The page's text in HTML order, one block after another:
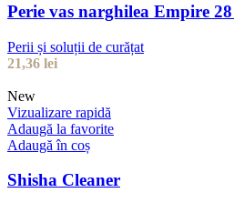
Perie vas narghilea Empire
Perii și soluții de curățat
21,36 lei
New
Vizualizare rapidă
Adaugă la favorite
Adaugă în coș
Shisha Cleaner